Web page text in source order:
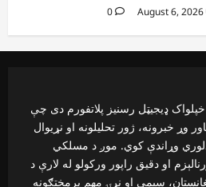
0
خپلواک ډیجیټل رسنیز پلاتفورم دی چې
وړ خبرونه، ژور تحلیلونه او نړیوال
وړاندې کوي. موږ د مسلکي
او دقیق راپور ورکولو له لارې د
سیمې او نړۍ مهم پرمختګونه